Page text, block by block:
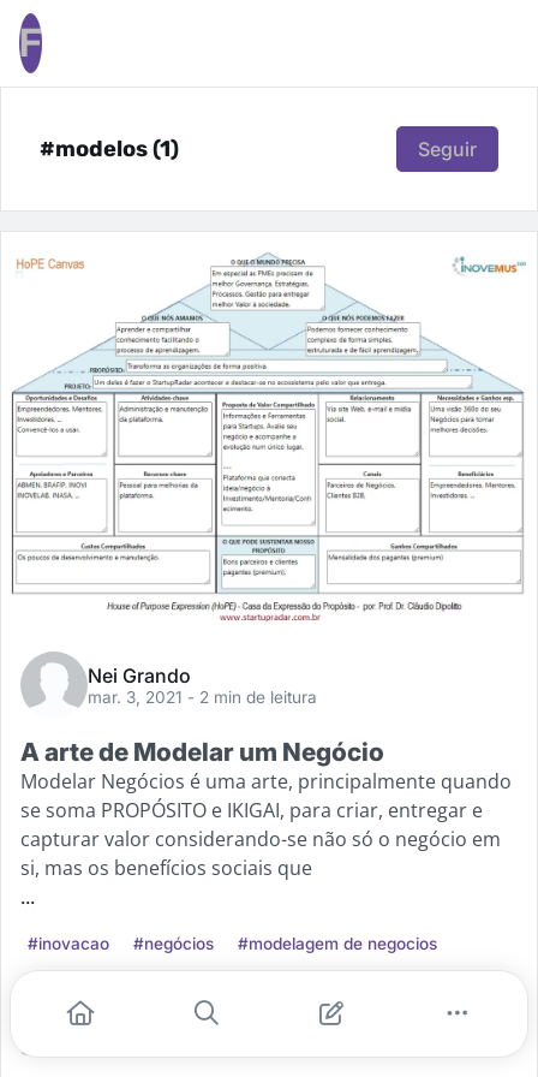
F
#modelos (1) Seguir
Nei Grando
mar. 3, 2021 - 2 min de leitura
A arte de Modelar um Negócio
Modelar Negócios é uma arte, principalmente quando
se soma PROPÓSITO e IKIGAI, para criar, entregar e
capturar valor considerando-se não só o negócio em
si, mas os benefícios sociais que
...
#inovacao #negócios
#modelagem de negocios